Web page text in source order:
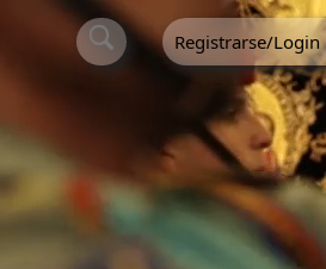
Registrarse/Login